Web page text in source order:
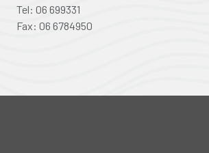
Tel: 06 699331
Fax: 06 6784950